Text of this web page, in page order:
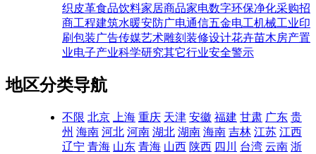
织皮革食品饮料家居商品家电数字环保净化采购招
商工程建筑水暖安防广电通信五金电工机械工业印
刷包装广告传媒艺术雕刻 装修设计花卉苗木房产置
业电子产业科学研究其它行业安全警示
地区分类导航
不限 北京 上海 重庆 天津 安徽 福建 甘肃 广东 贵
州 海南 河北 河南 湖北 湖南 海南 吉林 江苏 江西
辽宁 青海 山东 青海 山西 陕西 四川 台湾 云南 浙